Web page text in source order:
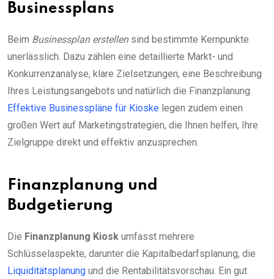
Businessplans
Beim Businessplan erstellensind bestimmte Kernpunkte
unerlässlich. Dazu zählen eine detaillierte Markt- und
Konkurrenzanalyse, klare Zielsetzungen, eine Beschreibung
Ihres Leistungsangebots und natürlich die Finanzplanung.
Effektive Businesspläne für Kioske legen zudem einen
großen Wert auf Marketingstrategien, die Ihnen helfen, Ihre
Zielgruppe direkt und effektiv anzusprechen.
Finanzplanung und
Budgetierung
Die Finanzplanung Kiosk umfasst mehrere
Schlüsselaspekte, darunter die Kapitalbedarfsplanung, die
Liquiditätsplanung und die Rentabilitätsvorschau. Ein gut